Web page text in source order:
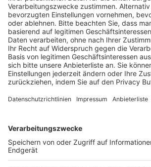
Schulungsangebot Vereinsmitarbeiter
BFV-Geschäftsstellen
Trainerbörse
Login SpielPlus
FOLGE DEM BFV
TOP-VEREINE